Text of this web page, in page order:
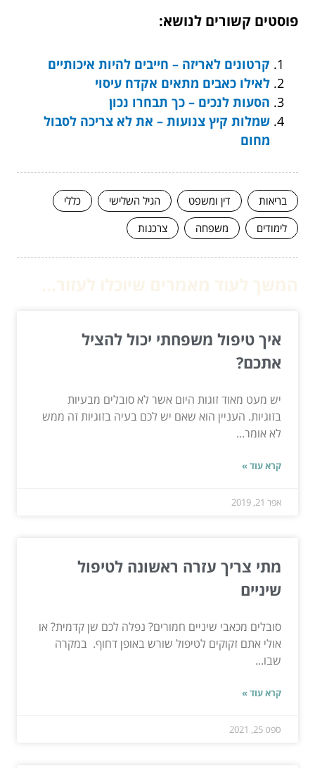
פוסטים קשורים לנושא:
קרטונים לאריזה – חייבים להיות איכותיים
לאילו כאבים מתאים אקדח עיסוי
הסעות לנכים – כך תבחרו נכון
שמלות קיץ צנועות – את לא צריכה לסבול
מחום
בריאות דין ומשפט הגיל השלישי
כללי
לימודים
משפחה צרכנות
איך טיפול משפחתי יכול להציל
אתכם?
יש מעט מאוד זוגות היום אשר לא סובלים מבעיות
בזוגיות. העניין הוא שאם יש לכם בעיה בזוגיות זה ממש
לא אומר...
קרא עוד »
אפר 21, 2019
מתי צריך עזרה ראשונה לטיפול
שיניים
סובלים מכאבי שיניים חמורים? נפלה לכם שן קדמית? או
אולי אתם זקוקים לטיפול שורש באופן דחוף. במקרה
שבו...
קרא עוד »
ספט 25, 2021